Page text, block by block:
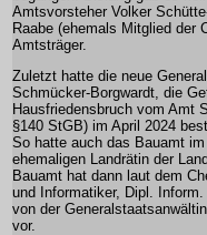
Amtsvorsteher Volker
Raabe (ehemals Mitglied der
Amtsträger.
Zuletzt hatte die neue
Schmücker-Borgwardt, die
Hausfriedensbruch vom Amt
§140 StGB) im April 2024
So hatte auch das Bauamt
ehemaligen Landrätin der
Bauamt hat dann laut dem
und Informatiker, Dipl.
von der
vor.